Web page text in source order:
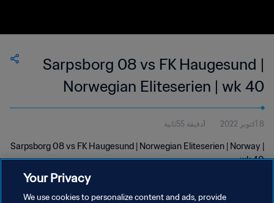
Sarpsborg 08 vs FK Haugesund |
Norwegian Eliteserien | wk 40
8 أكتوبر 2022 1دقيقة 55ثانية
Sarpsborg 08 vs FK Haugesund | Norwegian Eliteserien | Norway |
wk 40
Your Privacy
We use cookies to personalize content and ads, provide